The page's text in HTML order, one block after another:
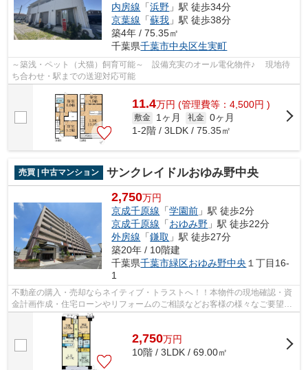
内房線 「浜野 」駅 徒歩34分
京葉線 「蘇我 」駅 徒歩38分
築4年 / 75.35㎡
千葉県千葉市中央区生実町
～築浅・ペット（犬猫）飼育可能～ 設備充実のオール電化物件♪ 現地待
ち合わせ・駅までの送迎対応可能
11.4万円 (管理費等：4,500円 )
敷金 1ヶ月 礼金 0ヶ月
1-2階 / 3LDK / 75.35㎡
売買 | 中古マンション サンクレイドルおゆみ野中央
2,750万円
京成千原線 「学園前 」駅 徒歩2分
京成千原線 「おゆみ野 」駅 徒歩22分
外房線 「鎌取 」駅 徒歩27分
築20年 / 10階建
千葉県千葉市緑区おゆみ野中央 １丁目16-
1
不動産の購入・売却ならネイティブ・トラストへ！！本物件の現地確認・資
金計画作成・住宅ローンやリフォームのご相談などお客様の様々なご要望に
お応えさせていただきます。043-300-0...
2,750万円
10階 / 3LDK / 69.00㎡